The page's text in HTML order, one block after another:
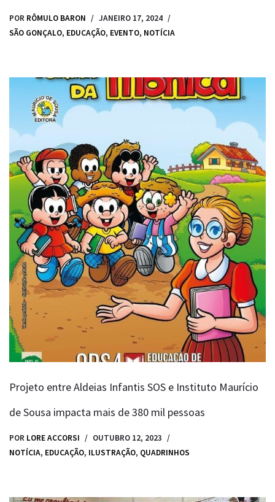
POR RÔMULO BARON
JANEIRO 17, 2024
SÃO GONÇALO, EDUCAÇÃO, EVENTO, NOTÍCIA
Projeto entre Aldeias Infantis SOS e Instituto Maurício
de Sousa impacta mais de 380 mil pessoas
POR LORE ACCORSI
OUTUBRO 12, 2023
NOTÍCIA, EDUCAÇÃO, ILUSTRAÇÃO, QUADRINHOS